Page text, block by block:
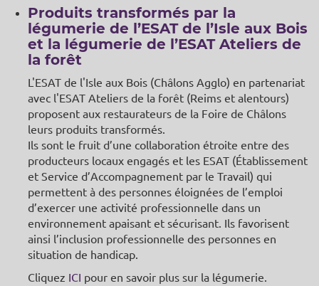
Produits transformés par la
légumerie de l’ESAT de l’Isle aux Bois
et la légumerie de l’ESAT Ateliers de
la forêt
L'ESAT de l'Isle aux Bois (Châlons Agglo) en partenariat
avec l'ESAT Ateliers de la forêt (Reims et alentours)
proposent aux restaurateurs de la Foire de Châlons
leurs produits transformés.
Ils sont le fruit d’une collaboration étroite entre des
producteurs locaux engagés et les ESAT (Établissement
et Service d’Accompagnement par le Travail) qui
permettent à des personnes éloignées de l’emploi
d’exercer une activité professionnelle dans un
environnement apaisant et sécurisant. Ils favorisent
ainsi l’inclusion professionnelle des personnes en
situation de handicap.
Cliquez ICI pour en savoir plus sur la légumerie.